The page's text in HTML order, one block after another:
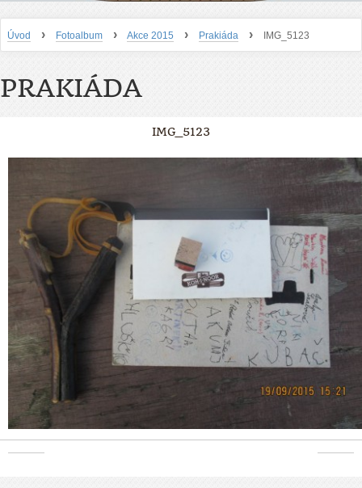
Úvod › Fotoalbum › Akce 2015 › Prakiáda › IMG_5123
PRAKIÁDA
IMG_5123